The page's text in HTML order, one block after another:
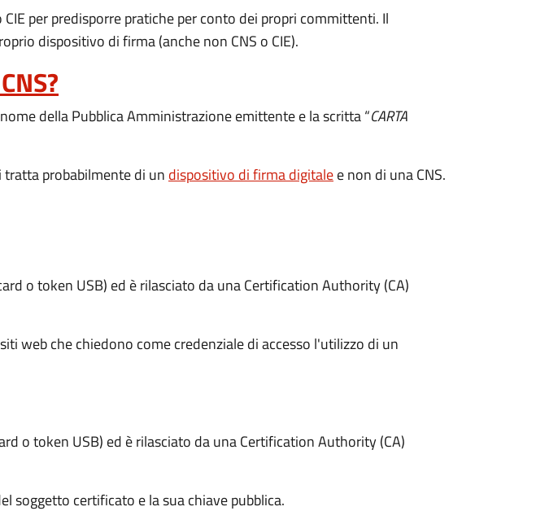
per predisporre pratiche per conto dei propri committenti. Il
dispositivo di firma (anche non CNS o CIE).
della Pubblica Amministrazione emittente e la scritta “CARTA
probabilmente di un dispositivo di firma digitalee non di una CNS.
o token USB) ed è rilasciato da una Certification Authority (CA)
web che chiedono come credenziale di accesso l'utilizzo di un
o token USB) ed è rilasciato da una Certification Authority (CA)
soggetto certificato e la sua chiave pubblica.